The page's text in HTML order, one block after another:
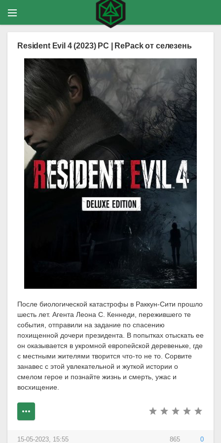
Resident Evil 4 (2023) PC | RePack от селезень
После биологической катастрофы в Раккун-Сити прошло
шесть лет. Агента Леона С. Кеннеди, пережившего те
события, отправили на задание по спасению
похищенной дочери президента. В попытках отыскать ее
он оказывается в укромной европейской деревеньке, где
с местными жителями творится что-то не то. Сорвите
занавес с этой увлекательной и жуткой истории о
смелом герое и познайте жизнь и смерть, ужас и
восхищение.
865 0
15-05-2023, 15:55